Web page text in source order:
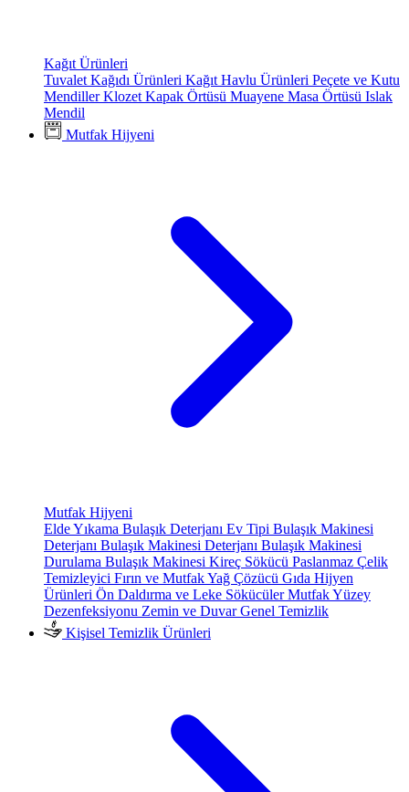
Kağıt Ürünleri
Tuvalet Kağıdı Ürünleri Kağıt Havlu Ürünleri Peçete ve Kutu
MendillerKlozet Kapak Örtüsü Muayene Masa Örtüsü Islak
Mendil
Mutfak Hijyeni
Mutfak Hijyeni
Elde Yıkama Bulaşık Deterjanı Ev Tipi Bulaşık Makinesi
Deterjanı Bulaşık Makinesi Deterjanı Bulaşık Makinesi
Durulama Bulaşık Makinesi Kireç Sökücü Paslanmaz Çelik
Temizleyici Fırın ve Mutfak Yağ Çözücü Gıda Hijyen
Ürünleri Ön Daldırma ve Leke SökücülerMutfak Yüzey
Dezenfeksiyonu Zemin ve Duvar Genel Temizlik
Kişisel Temizlik Ürünleri